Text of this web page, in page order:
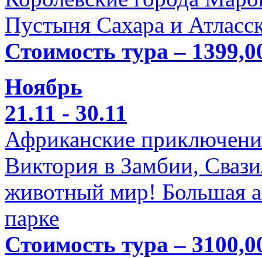
Пустыня Сахара и
Стоимость тура –
Ноябрь
21.11 - 30.11
Африканские
Виктория в Замбии,
животный мир! Большая
парке
Стоимость тура –